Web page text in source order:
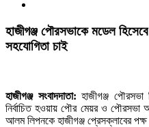
হাজীগঞ্জ পৌরসভাকে মডেল
সহযোগিতা চাই
হাজীগঞ্জ সংবাদদাতা:হাজীগঞ্জ পৌরসভা
নির্বাচিত হওয়ায় পৌর মেয়র ও
আলম লিপনকে হাজীগঞ্জ প্রেসক্লাবের